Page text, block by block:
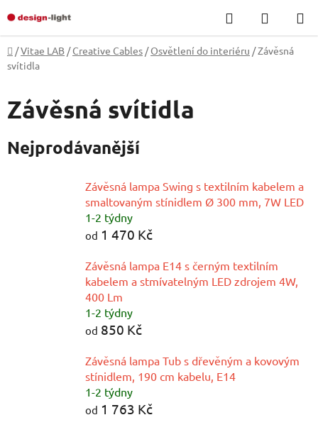
na
obsah
Hledat
KOŠÍK
Domů
/Vitae LAB / Creative Cables / Osvětlení do interiéru /Závěsná
svítidla
Závěsná svítidla
Nejprodávanější
Závěsná lampa Swing s textilním kabelem a
smaltovaným stínidlem Ø 300 mm, 7W LED
1-2 týdny
od 1 470 Kč
Závěsná lampa E14 s černým textilním
kabelem a stmívatelným LED zdrojem 4W,
400 Lm
1-2 týdny
od 850 Kč
Závěsná lampa Tub s dřevěným a kovovým
stínidlem, 190 cm kabelu, E14
1-2 týdny
od 1 763 Kč